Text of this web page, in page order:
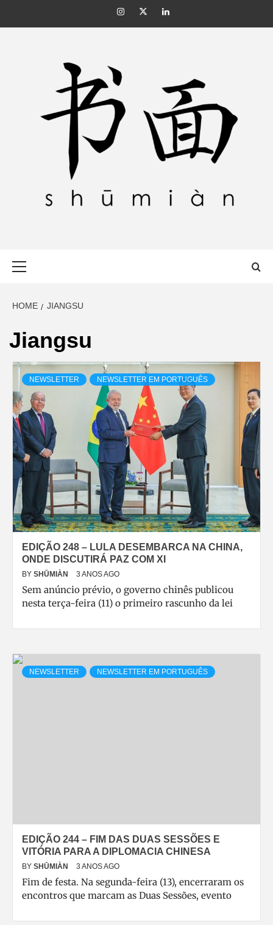
InstagramTwitterLinkedin
HOME JIANGSU
Jiangsu
NEWSLETTER NEWSLETTER EM PORTUGUÊS
EDIÇÃO 248 – LULA DESEMBARCA NA CHINA,
ONDE DISCUTIRÁ PAZ COM XI
BY SHŪMIÀN 3 ANOS AGO
Sem anúncio prévio, o governo chinês publicou
nesta terça-feira (11) o primeiro rascunho da lei
NEWSLETTER NEWSLETTER EM PORTUGUÊS
EDIÇÃO 244 – FIM DAS DUAS SESSÕES E
VITÓRIA PARA A DIPLOMACIA CHINESA
BY SHŪMIÀN 3 ANOS AGO
Fim de festa. Na segunda-feira (13), encerraram os
encontros que marcam as Duas Sessões, evento